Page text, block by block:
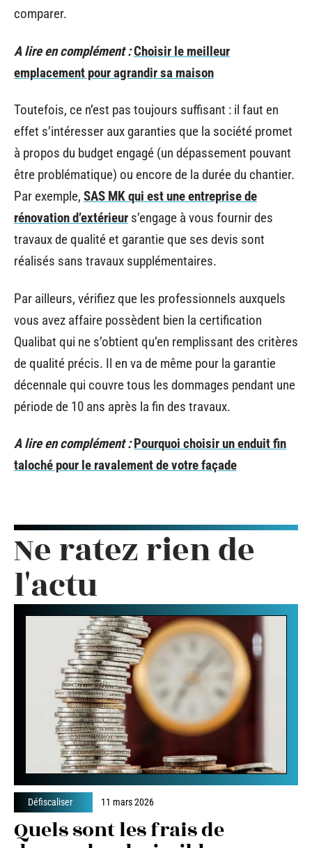
comparer.
A lire en complément :Choisir le meilleur
emplacement pour agrandir sa maison
Toutefois, ce n’est pas toujours suffisant : il faut en
effet s’intéresser aux garanties que la société promet
à propos du budget engagé (un dépassement pouvant
être problématique) ou encore de la durée du chantier.
Par exemple, SAS MK qui est une entreprise de
rénovation d’extérieur s’engage à vous fournir des
travaux de qualité et garantie que ses devis sont
réalisés sans travaux supplémentaires.
Par ailleurs, vérifiez que les professionnels auxquels
vous avez affaire possèdent bien la certification
Qualibat qui ne s’obtient qu’en remplissant des critères
de qualité précis. Il en va de même pour la garantie
décennale qui couvre tous les dommages pendant une
période de 10 ans après la fin des travaux.
A lire en complément : Pourquoi choisir un enduit fin
taloché pour le ravalement de votre façade
Ne ratez rien de
l'actu
Défiscaliser 11 mars 2026
Quels sont les frais de